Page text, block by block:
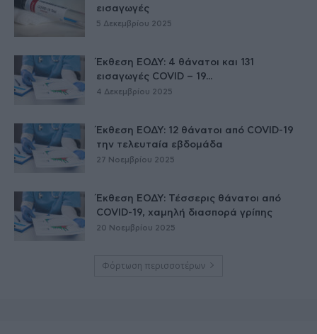
εισαγωγές
5 Δεκεμβρίου 2025
Έκθεση ΕΟΔΥ: 4 θάνατοι και 131
εισαγωγές COVID – 19...
4 Δεκεμβρίου 2025
Έκθεση ΕΟΔΥ: 12 θάνατοι από COVID-19
την τελευταία εβδομάδα
27 Νοεμβρίου 2025
Έκθεση ΕΟΔΥ: Τέσσερις θάνατοι από
COVID-19, χαμηλή διασπορά γρίπης
20 Νοεμβρίου 2025
Φόρτωση περισσοτέρων